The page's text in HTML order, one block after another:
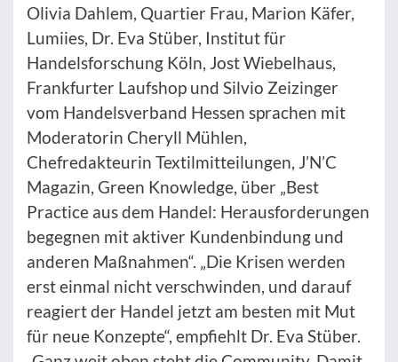
Olivia Dahlem, Quartier Frau, Marion Käfer,
Lumiies, Dr. Eva Stüber, Institut für
Handelsforschung Köln, Jost Wiebelhaus,
Frankfurter Laufshop und Silvio Zeizinger
vom Handelsverband Hessen sprachen mit
Moderatorin Cheryll Mühlen,
Chefredakteurin Textilmitteilungen, J’N’C
Magazin, Green Knowledge, über „Best
Practice aus dem Handel: Herausforderungen
begegnen mit aktiver Kundenbindung und
anderen Maßnahmen“. „Die Krisen werden
erst einmal nicht verschwinden, und darauf
reagiert der Handel jetzt am besten mit Mut
für neue Konzepte“, empfiehlt Dr. Eva Stüber.